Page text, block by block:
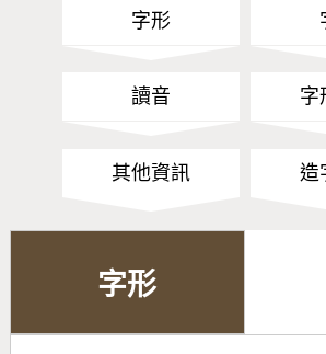
字形
讀音 字
其他資訊 造
字形